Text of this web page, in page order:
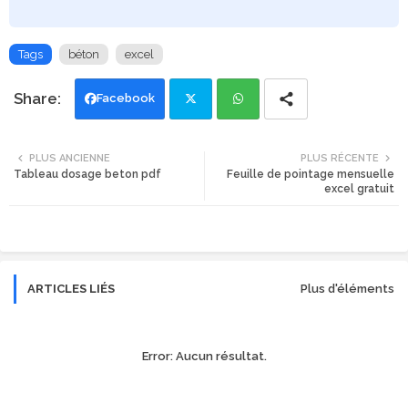
Tags béton excel
Facebook
ats
PLUS RÉCENTE
Feuille de pointage mensuelle
excel gratuit
PLUS ANCIENNE
Tableau dosage beton pdf
ARTICLES LIÉS Plus d'éléments
Error:Aucun résultat.